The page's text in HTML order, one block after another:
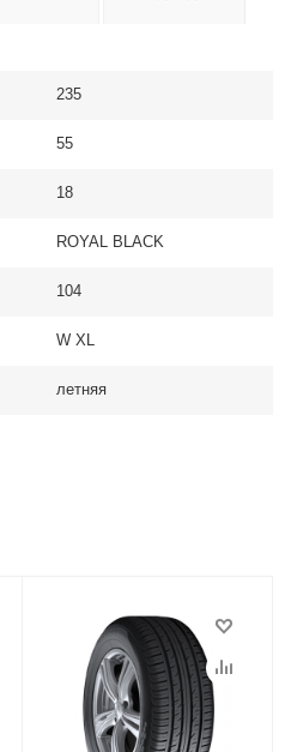
235
55
18
ROYAL BLACK
104
W XL
летняя